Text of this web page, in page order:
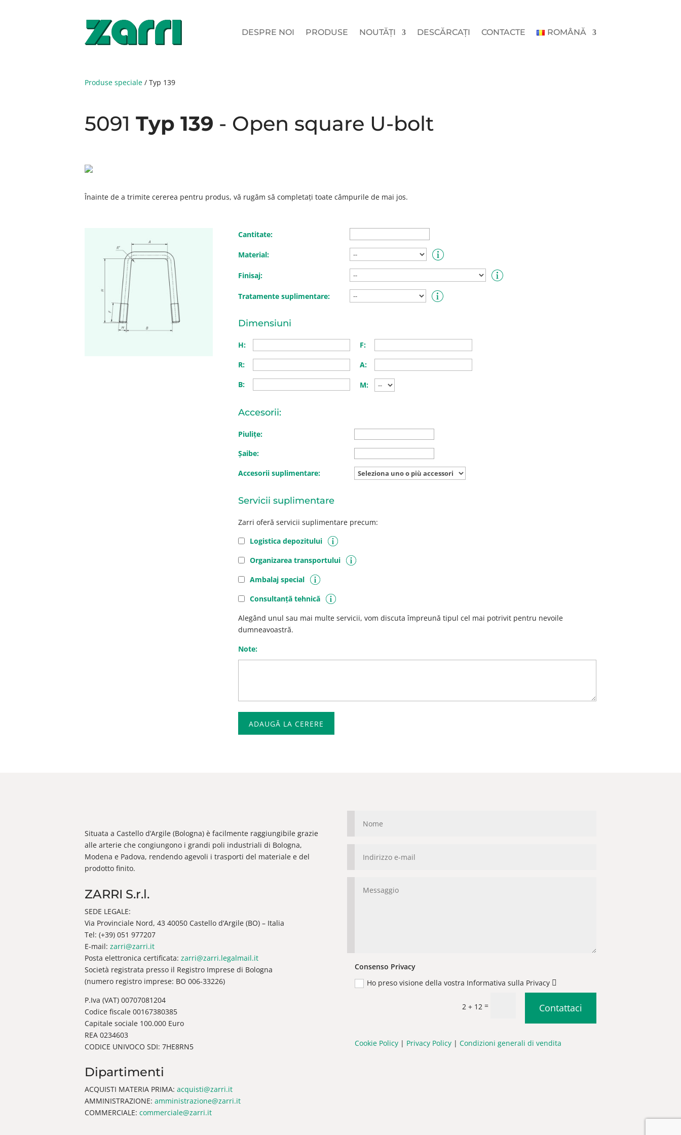
DESPRE NOI PRODUSE NOUTĂȚI DESCĂRCAȚI CONTACTE ROMÂNĂ
Produse speciale / Typ 139
5091 Typ 139 - Open square U-bolt
Înainte de a trimite cererea pentru produs, vă rugăm să completați toate câmpurile de mai jos.
Cantitate:
Material:
Finisaj:
Tratamente suplimentare:
Dimensiuni
H: F:
R: A:
B: M:
Accesorii:
Piulițe:
Șaibe:
Accesorii suplimentare:
Servicii suplimentare
Zarri oferă servicii suplimentare precum:
Logistica depozitului
Organizarea transportului
Ambalaj special
Consultanță tehnică
Alegând unul sau mai multe servicii, vom discuta împreună tipul cel mai potrivit pentru nevoile
dumneavoastră.
Note:
ADAUGĂ LA CERERE
Situata a Castello d’Argile (Bologna) è facilmente raggiungibile grazie
alle arterie che congiungono i grandi poli industriali di Bologna,
Modena e Padova, rendendo agevoli i trasporti del materiale e del
prodotto finito.
ZARRI S.r.l.
SEDE LEGALE:
Via Provinciale Nord, 43 40050 Castello d’Argile (BO) – Italia
Tel: (+39) 051 977207
E-mail: zarri@zarri.it
Posta elettronica certificata: zarri@zarri.legalmail.it
Società registrata presso il Registro Imprese di Bologna
(numero registro imprese: BO 006-33226)
P.Iva (VAT) 00707081204
Codice fiscale 00167380385
Capitale sociale 100.000 Euro
REA 0234603
CODICE UNIVOCO SDI: 7HE8RN5
Dipartimenti
ACQUISTI MATERIA PRIMA: acquisti@zarri.it
AMMINISTRAZIONE: amministrazione@zarri.it
COMMERCIALE: commerciale@zarri.it
Consenso Privacy
Ho preso visione della vostra Informativa sulla Privacy
2 + 12 = Contattaci
Cookie Policy| Privacy Policy| Condizioni generali di vendita